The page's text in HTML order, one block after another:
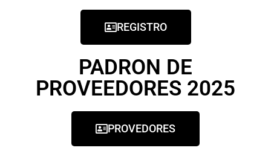
REGISTRO
PADRON DE
PROVEEDORES 2025
PROVEDORES